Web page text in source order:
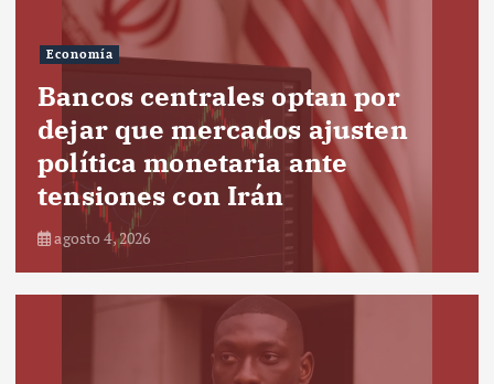
Economía
Bancos centrales optan por
dejar que mercados ajusten
política monetaria ante
tensiones con Irán
agosto 4, 2026